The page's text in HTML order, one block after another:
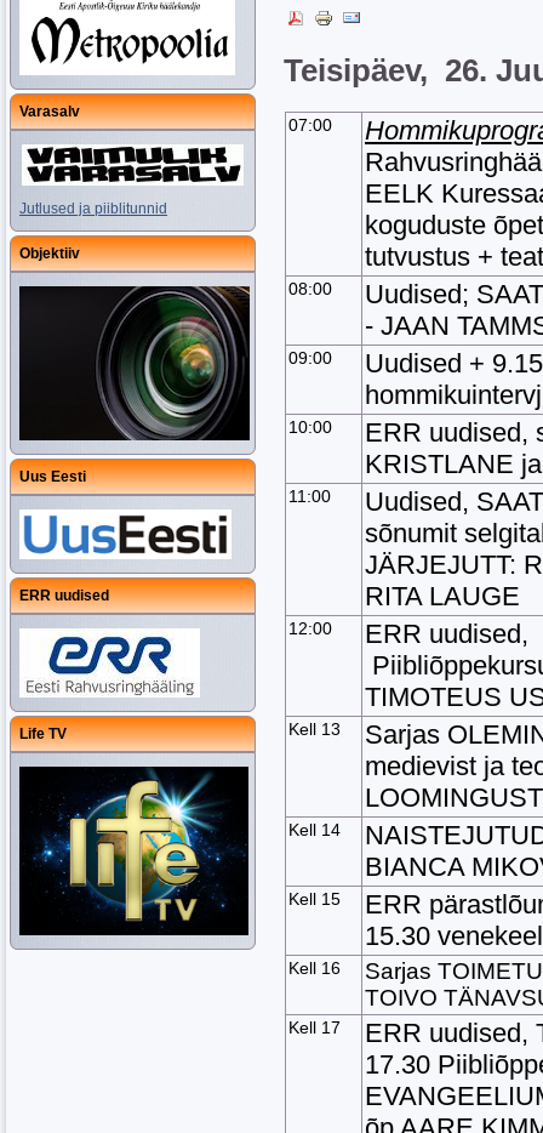
Varasalv
Jutlused ja piiblitunnid
Objektiiv
Uus Eesti
ERR uudised
Life TV
Teisipäev, 26.
07:00
EELK
koguduste
tutvustus +
08:00
Uudised;
- JAAN
09:00
Uudised +
10:00
ERR uudised,
KRISTLANE
11:00
Uudised,
sõnumit
JÄRJEJUTT:
RITA LAUGE
12:00
ERR uudised,
TIMOTEUS
Kell 13
Sarjas
medievist ja
LOOMINGUST
Kell 14
BIANCA
Kell 15
ERR
15.30
Kell 16
Sarjas
TOIVO
Kell 17
ERR uudised,
17.30